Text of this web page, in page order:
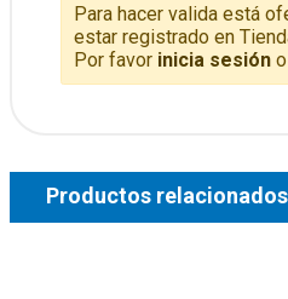
Para hacer valida está
estar registrado en
Por favor inicia sesióno
Productos relacionados